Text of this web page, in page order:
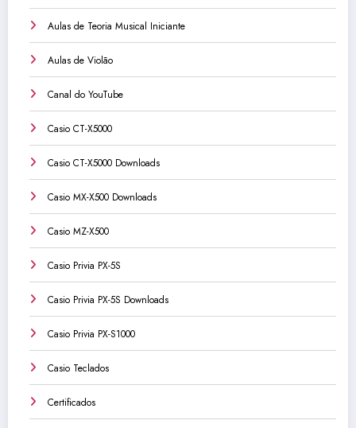
Aulas de Teoria Musical Iniciante
Aulas de Violão
Canal do YouTube
Casio CT-X5000
Casio CT-X5000 Downloads
Casio MX-X500 Downloads
Casio MZ-X500
Casio Privia PX-5S
Casio Privia PX-5S Downloads
Casio Privia PX-S1000
Casio Teclados
Certificados